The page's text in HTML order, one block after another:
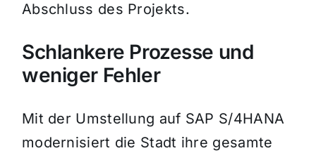
Abschluss des Projekts.
Schlankere Prozesse und
weniger Fehler
Mit der Umstellung auf SAP S/4HANA
modernisiert die Stadt ihre gesamte